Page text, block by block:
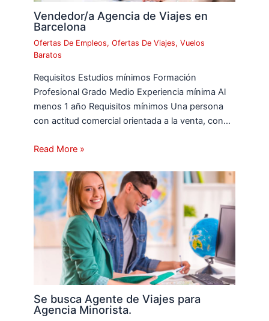
Vendedor/a Agencia de Viajes en
Barcelona
Ofertas De Empleos,Ofertas De Viajes,Vuelos
Baratos
Requisitos Estudios mínimos Formación
Profesional Grado Medio Experiencia mínima Al
menos 1 año Requisitos mínimos Una persona
con actitud comercial orientada a la venta, con…
Read More »
Se busca Agente de Viajes para
Agencia Minorista.